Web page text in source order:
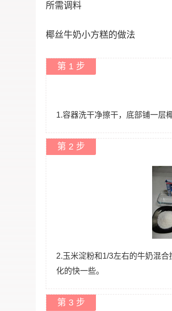
所需调料
椰丝牛奶小方糕的做法
第 1 步
1.容器洗干净擦干，底部铺一层椰
第 2 步
2.玉米淀粉和1/3左右的牛奶混
化的快一些。
第 3 步